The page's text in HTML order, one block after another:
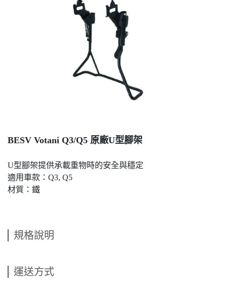
BESV Votani Q3/Q5 原廠U型腳架
U型腳架提供承載重物時的安全與穩定
適用車款：Q3, Q5
材質：鐵
規格說明
運送方式